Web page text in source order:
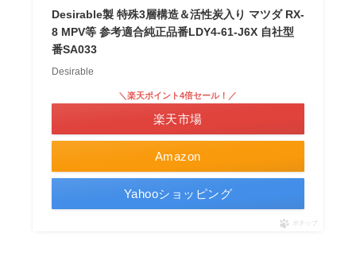
Desirable製 特殊3層構造＆活性炭入り マツダ RX‐
8 MPV等 参考適合純正品番LDY4-61-J6X 自社型
番SA033
Desirable
Amazon
＼楽天ポイント4倍セール！／
楽天市場
Yahooショッピング
ポチップ